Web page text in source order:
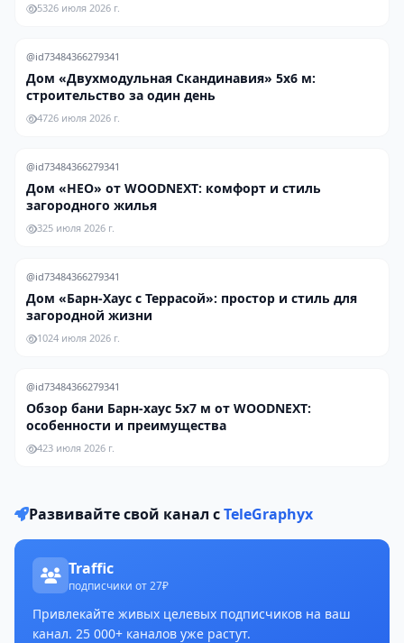
5326 июля 2026 г.
@id73484366279341
Дом «Двухмодульная Скандинавия» 5х6 м:
строительство за один день
4726 июля 2026 г.
@id73484366279341
Дом «НЕО» от WOODNEXT: комфорт и стиль
загородного жилья
325 июля 2026 г.
@id73484366279341
Дом «Барн-Хаус с Террасой»: простор и стиль для
загородной жизни
1024 июля 2026 г.
@id73484366279341
Обзор бани Барн-хаус 5х7 м от WOODNEXT:
особенности и преимущества
423 июля 2026 г.
Развивайте свой канал сTeleGraphyx
Traffic
подписчики от 27₽
Привлекайте живых целевых подписчиков на ваш
канал. 25 000+ каналов уже растут.